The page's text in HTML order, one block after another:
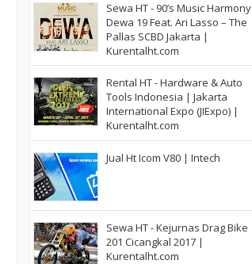
Sewa HT - 90’s Music Harmony
Dewa 19 Feat. Ari Lasso – The
Pallas SCBD Jakarta |
Kurentalht.com
Rental HT - Hardware & Auto
Tools Indonesia | Jakarta
International Expo (JIExpo) |
Kurentalht.com
Jual Ht Icom V80 | Intech
Sewa HT - Kejurnas Drag Bike
201 Cicangkal 2017 |
Kurentalht.com